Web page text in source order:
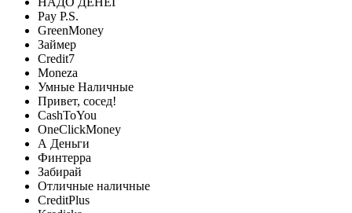
Pay P.S.
GreenMoney
Займер
Credit7
Moneza
Умные Наличные
Привет, сосед!
CashToYou
OneClickMoney
А Деньги
Финтерра
Забирай
Отличные наличные
CreditPlus